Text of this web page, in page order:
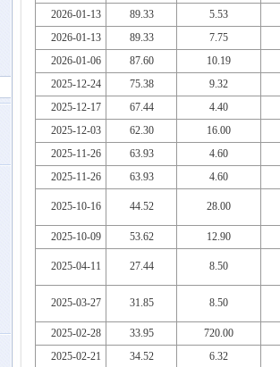
2026-01-13 89.33
5.53
2026-01-13
89.33
7.75
2026-01-06
87.60
10.19
2025-12-24
75.38
9.32
2025-12-17
67.44
4.40
2025-12-03
62.30
16.00
2025-11-26
63.93
4.60
2025-11-26
63.93 4.60
2025-10-16 44.52 28.00
2025-10-09 53.62 12.90
2025-04-11 27.44 8.50
2025-03-27 31.85 8.50
2025-02-28 33.95
720.00
2025-02-21
34.52 6.32